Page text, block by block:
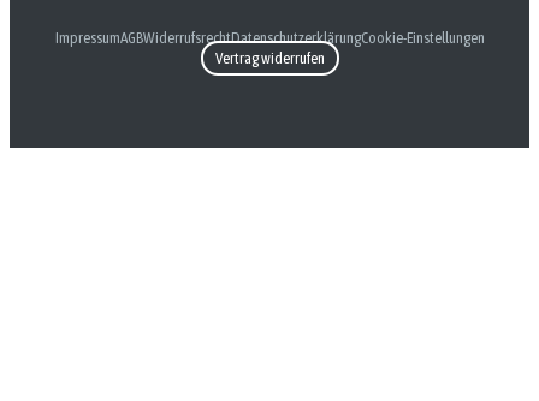
ImpressumAGBWiderrufsrechtDatenschutzerklärungCookie-Einstellungen
Vertrag widerrufen